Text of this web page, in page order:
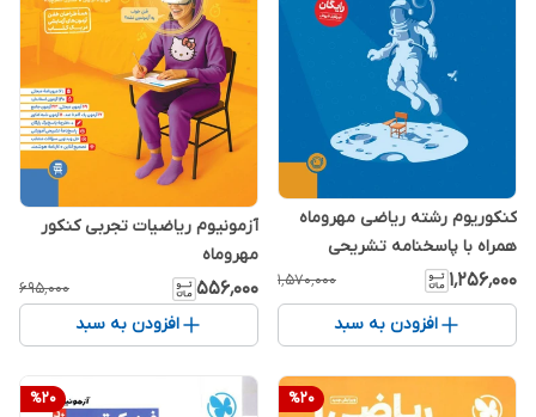
کنکوریوم رشته ریاضی مهروماه
همراه با پاسخنامه تشریحی
۱٬۲۵۶٬۰۰۰ ۱٬۵۷۰٬۰۰۰
افزودن به سبد
آزمونیوم ریاضیات تجربی کنکور
مهروماه
۵۵۶٬۰۰۰ ۶۹۵٬۰۰۰
افزودن به سبد
%20
%20